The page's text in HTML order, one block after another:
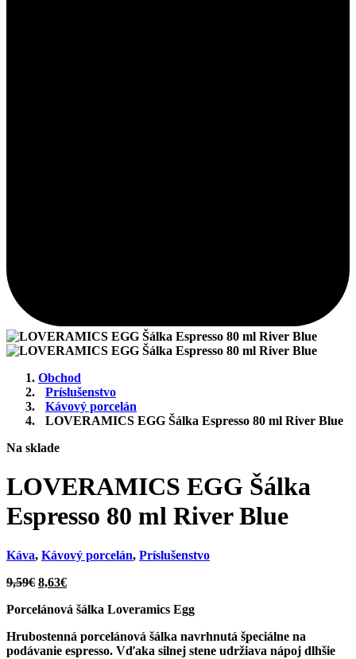
Obchod
Príslušenstvo
Kávový porcelán
LOVERAMICS EGG Šálka Espresso 80 ml River Blue
Na sklade
LOVERAMICS EGG Šálka
Espresso 80 ml River Blue
Káva, Kávový porcelán, Príslušenstvo
9,59€ Pôvodná
bola:
8,63€Aktuálna
je:
Porcelánová šálka Loveramics Egg
Hrubostenná porcelánová šálka navrhnutá špeciálne na
podávanie espresso. Vďaka silnej stene udržiava nápoj dlhšie